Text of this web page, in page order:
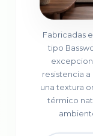
Fabricadas
tipo
resistencia
una textura
térmico